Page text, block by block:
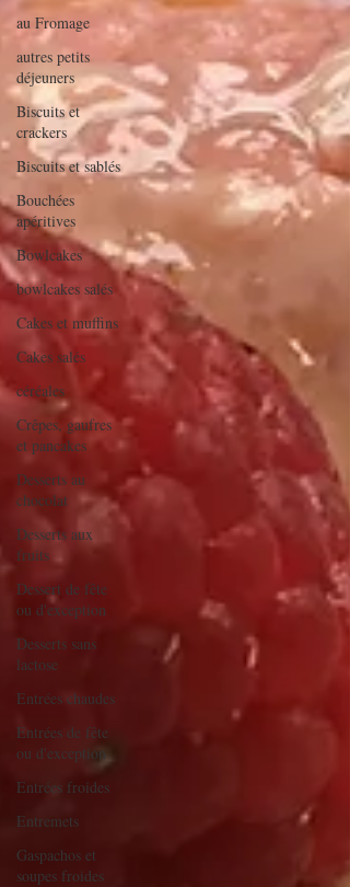
au Fromage
autres petits
déjeuners
Biscuits et
crackers
Biscuits et sablés
Bouchées
apéritives
Bowlcakes
bowlcakes salés
Cakes et muffins
Cakes salés
céréales
Crêpes, gaufres
et pancakes
Desserts au
chocolat
Desserts aux
fruits
Dessert de fête
ou d'exception
Desserts sans
lactose
Entrées chaudes
Entrées de fête
ou d'exception
Entrées froides
Entremets
Gaspachos et
soupes froides